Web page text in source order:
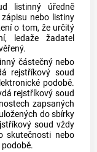
listinný úředně
nebo listiny
o tom, že určitý
ledaže žadatel
částečný nebo
rejstříkový soud
podobě.
rejstříkový soud
zapsaných
do sbírky
soud vždy
skutečnosti nebo
podobě.